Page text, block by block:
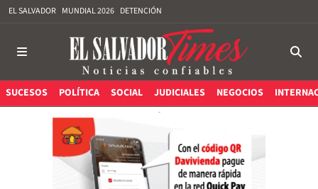
EL SALVADOR MUNDIAL 2026 DETENCIÓN
SUCESOS POLÍTICA SOCIAL JUDICIALES NEGOCIOS